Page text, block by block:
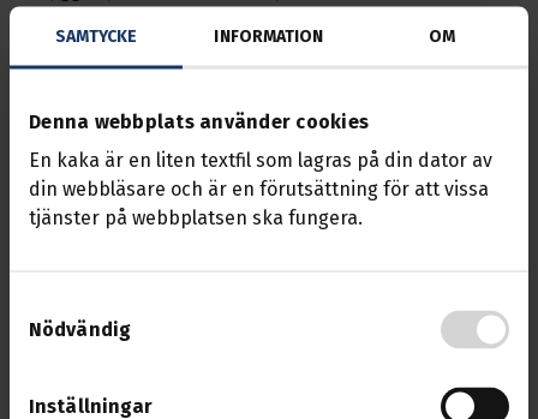
SAMTYCKE INFORMATION OM
Denna webbplats använder cookies
En kaka är en liten textfil som lagras på din dator av
din webbläsare och är en förutsättning för att vissa
tjänster på webbplatsen ska fungera.
Nödvändig
Inställningar
genomfördes under mars månad 2025.
Undersökningen i
siffror
till och med dödsolyckor inom